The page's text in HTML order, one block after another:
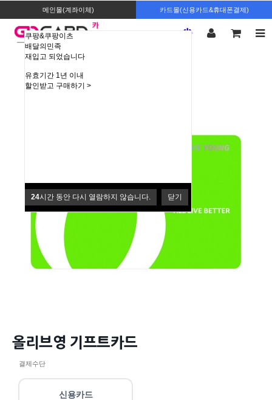
쿠팡&쿠팡이츠
배달의민족
재입고 되었습니다
유효기간 1년 이내
할인받고 구매하기 >
24시간 동안 다시 열람하지 않습니다. 닫기
메인몰(계좌이체) 카드몰(신용카드&휴대폰결제)
올리브영 기프트카드
결제수단
신용카드